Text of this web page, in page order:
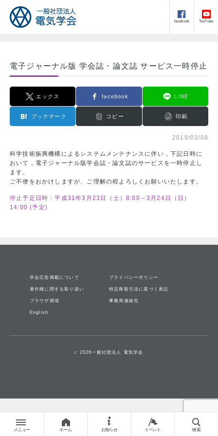
facebook YouTube
メニュー ホーム お知らせ イベント 検索
電子ジャーナル版 学会誌・論文誌 サービス一時停止
エックス facebook LINE
ブックマーク コピー 印刷
2019/03/08
科学技術振興機構によるシステムメンテナンスに伴い，下記日時に
おいて，電子ジャーナル版学会誌・論文誌のサービスを一時停止し
ます。
ご不便をおかけしますが、ご理解の程よろしくお願いいたします。
停止予定日時：平成31年3月23日（土）8:00～3月24日（日）
14:00 (予定)
学会広告掲載について プライバシーポリシー
著作権に関する取り扱い 特定商取引法に基づく表記
ブラウザ環境 事務局連絡先
English
c 2026一般社団法人 電気学会